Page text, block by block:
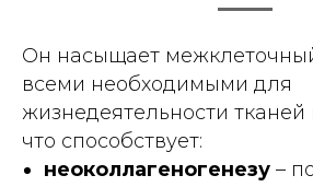
Он насыщает
всеми необходимыми для
жизнедеятельности
что способствует:
неоколлагеногенезу –